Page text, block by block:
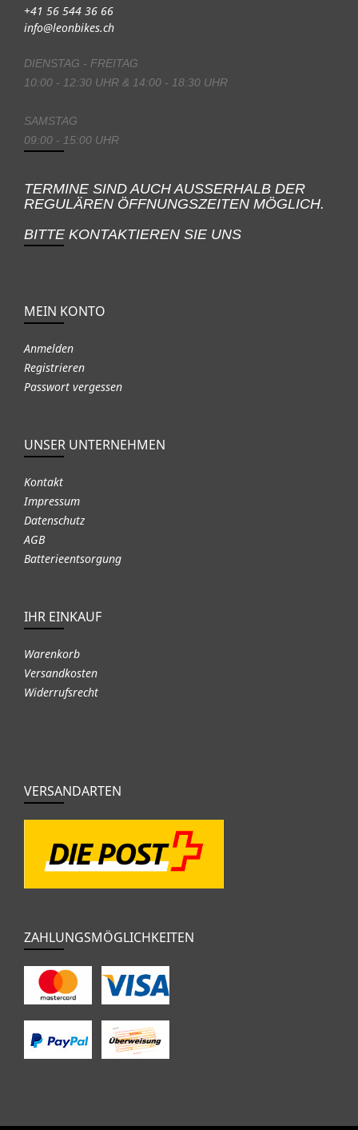
+41 56 544 36 66
info@leonbikes.ch
DIENSTAG - FREITAG
10:00 - 12:30 UHR & 14:00 - 18:30 UHR
SAMSTAG
09:00 - 15:00 UHR
TERMINE SIND AUCH AUSSERHALB DER
REGULÄREN ÖFFNUNGSZEITEN MÖGLICH.
BITTE KONTAKTIEREN SIE UNS
MEIN KONTO
Anmelden
Registrieren
Passwort vergessen
UNSER UNTERNEHMEN
Kontakt
Impressum
Datenschutz
AGB
Batterieentsorgung
IHR EINKAUF
Warenkorb
Versandkosten
Widerrufsrecht
VERSANDARTEN
ZAHLUNGSMÖGLICHKEITEN